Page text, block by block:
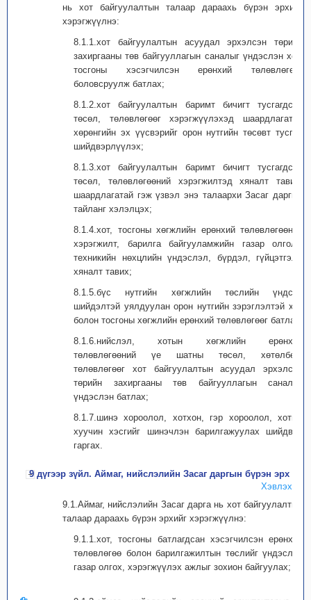
нь хот байгуулалтын талаар дараахь бүрэн эрхийг
хэрэгжүүлнэ:
8.1.1.хот байгуулалтын асуудал эрхэлсэн төрийн
захиргааны төв байгууллагын саналыг үндэслэн хот,
тосгоны хэсэгчилсэн ерөнхий төлөвлөгөөг
боловсруулж батлах;
8.1.2.хот байгуулалтын баримт бичигт тусгагдсан
төсөл, төлөвлөгөөг хэрэгжүүлэхэд шаардлагатай
хөрөнгийн эх үүсвэрийг орон нутгийн төсөвт тусган
шийдвэрлүүлэх;
8.1.3.хот байгуулалтын баримт бичигт тусгагдсан
төсөл, төлөвлөгөөний хэрэгжилтэд хяналт тавих,
шаардлагатай гэж үзвэл энэ талаархи Засаг даргын
тайланг хэлэлцэх;
8.1.4.хот, тосгоны хөгжлийн ерөнхий төлөвлөгөөний
хэрэгжилт, барилга байгууламжийн газар олголт,
техникийн нөхцлийн үндэслэл, бүрдэл, гүйцэтгэлд
хяналт тавих;
8.1.5.бүс нутгийн хөгжлийн төслийн үндсэн
шийдэлтэй уялдуулан орон нутгийн зэрэглэлтэй хот
болон тосгоны хөгжлийн ерөнхий төлөвлөгөөг батлах;
8.1.6.нийслэл, хотын хөгжлийн ерөнхий
төлөвлөгөөний үе шатны төсөл, хөтөлбөр,
төлөвлөгөөг хот байгуулалтын асуудал эрхэлсэн
төрийн захиргааны төв байгууллагын саналыг
үндэслэн батлах;
8.1.7.шинэ хороолол, хотхон, гэр хороолол, хотын
хуучин хэсгийг шинэчлэн барилгажуулах шийдвэр
гаргах.
9 дүгээр зүйл. Аймаг, нийслэлийн Засаг даргын бүрэн эрх
Хэвлэх
9.1.Аймаг, нийслэлийн Засаг дарга нь хот байгуулалтын
талаар дараахь бүрэн эрхийг хэрэгжүүлнэ:
9.1.1.хот, тосгоны батлагдсан хэсэгчилсэн ерөнхий
төлөвлөгөө болон барилгажилтын төслийг үндэслэн
газар олгох, хэрэгжүүлэх ажлыг зохион байгуулах;